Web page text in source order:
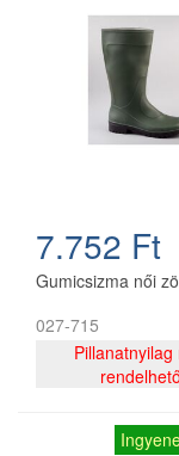
7.752 Ft
Gumicsizma női
027-715
Pillanatnyilag